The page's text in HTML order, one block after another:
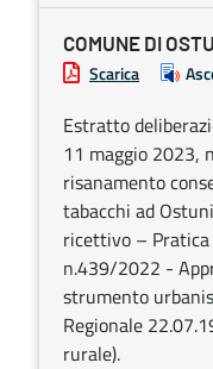
COMUNE DI
Scarica
Estratto
11 maggio 2023,
risanamento
tabacchi ad
ricettivo –
n.439/2022 -
strumento
Regionale
rurale).